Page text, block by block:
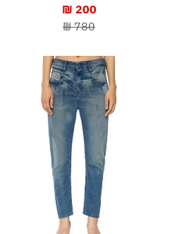
200 ₪
780 ₪